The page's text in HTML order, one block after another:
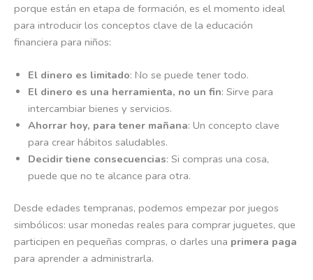
porque están en etapa de formación, es el momento ideal
para introducir los conceptos clave de la educación
financiera para niños:
El dinero es limitado: No se puede tener todo.
El dinero es una herramienta, no un fin: Sirve para
intercambiar bienes y servicios.
Ahorrar hoy, para tener mañana: Un concepto clave
para crear hábitos saludables.
Decidir tiene consecuencias: Si compras una cosa,
puede que no te alcance para otra.
Desde edades tempranas, podemos empezar por juegos
simbólicos: usar monedas reales para comprar juguetes, que
participen en pequeñas compras, o darles una primera paga
para aprender a administrarla.